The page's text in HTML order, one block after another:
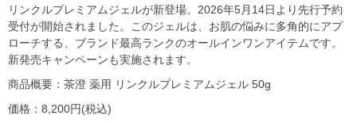
リンクルプレミアムジェルが新登場。2026年5月14日より先行予約
受付が開始されました。このジェルは、お肌の悩みに多角的にアプ
ローチする、ブランド最高ランクのオールインワンアイテムです。
新発売キャンペーンも実施されます。
商品概要：茶澄 薬用 リンクルプレミアムジェル 50g
価格：8,200円(税込)